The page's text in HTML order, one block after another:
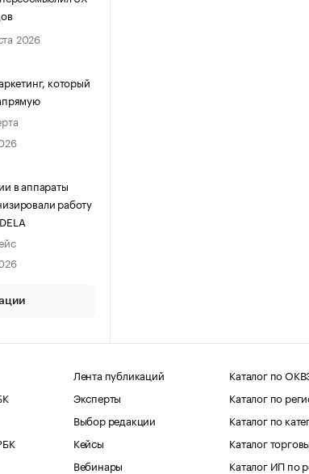
2026
который
в аппараты
работу
Лента публикаций
Эксперты
Выбор редакции
Кейсы
Вебинары
Каталог по
Каталог по
Каталог по
Каталог
Каталог ИП по